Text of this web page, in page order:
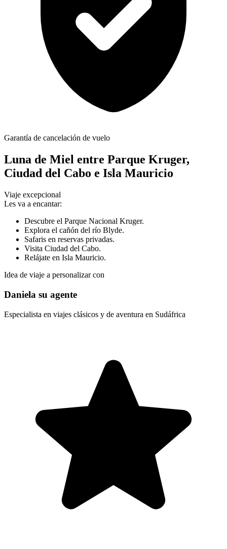
Garantía de cancelación de vuelo
Luna de Miel entre Parque Kruger,
Ciudad del Cabo e Isla Mauricio
Viaje excepcional
Les va a encantar:
Descubre el Parque Nacional Kruger.
Explora el cañón del río Blyde.
Safaris en reservas privadas.
Visita Ciudad del Cabo.
Relájate en Isla Mauricio.
Idea de viaje a personalizar con
Daniela su agente
Especialista en viajes clásicos y de aventura en Sudáfrica